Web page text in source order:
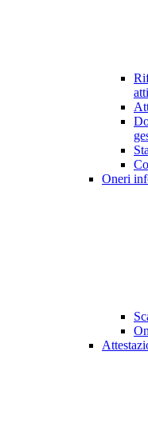
Oneri